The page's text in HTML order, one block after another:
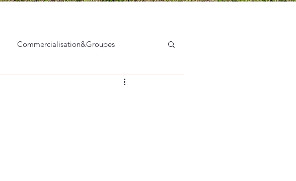
Commercialisation&Groupes
Professionnalisation des acteurs